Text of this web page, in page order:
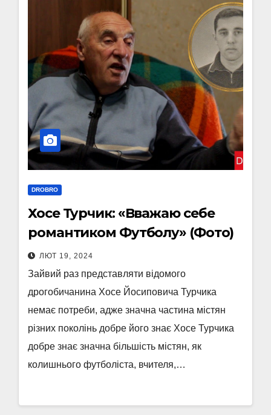
DROBRO
Хосе Турчик: «Вважаю себе
романтиком Футболу» (Фото)
ЛЮТ 19, 2024
Зайвий раз представляти відомого
дрогобичанина Хосе Йосиповича Турчика
немає потреби, адже значна частина містян
різних поколінь добре його знає Хосе Турчика
добре знає значна більшість містян, як
колишнього футболіста, вчителя,…